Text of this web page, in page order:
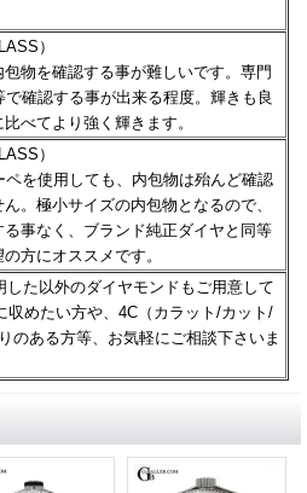
）
物を確認する事が難しいです。専門
確認する事が出来る程度。 輝きも良
べてより強く輝きます。
）
ペを使用しても、内包物は殆んど確認
。極小サイズの内包物となるので、
事なく、ブランド純正ダイヤと同等
方にオススメです。
た以外のダイヤモンドもご用意して
めたい方や、 4C（カラット/カット/
のある方等、お気軽にご相談下さいま